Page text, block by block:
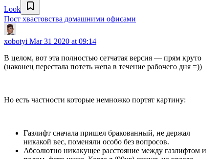
Look
Пост хвастовства домашними офисами
xobotyi Mar 31 2020 at 09:14
В целом, вот эта полностью сетчатая версия — прям круто
(наконец перестала потеть жепа в течение рабочего дня =))
Но есть частности которые немножко портят картину:
Газлифт сначала пришел бракованный, не держал
никакой вес, поменяли особо без вопросов.
Абсолютно никакущее расстояние между газлифтом и